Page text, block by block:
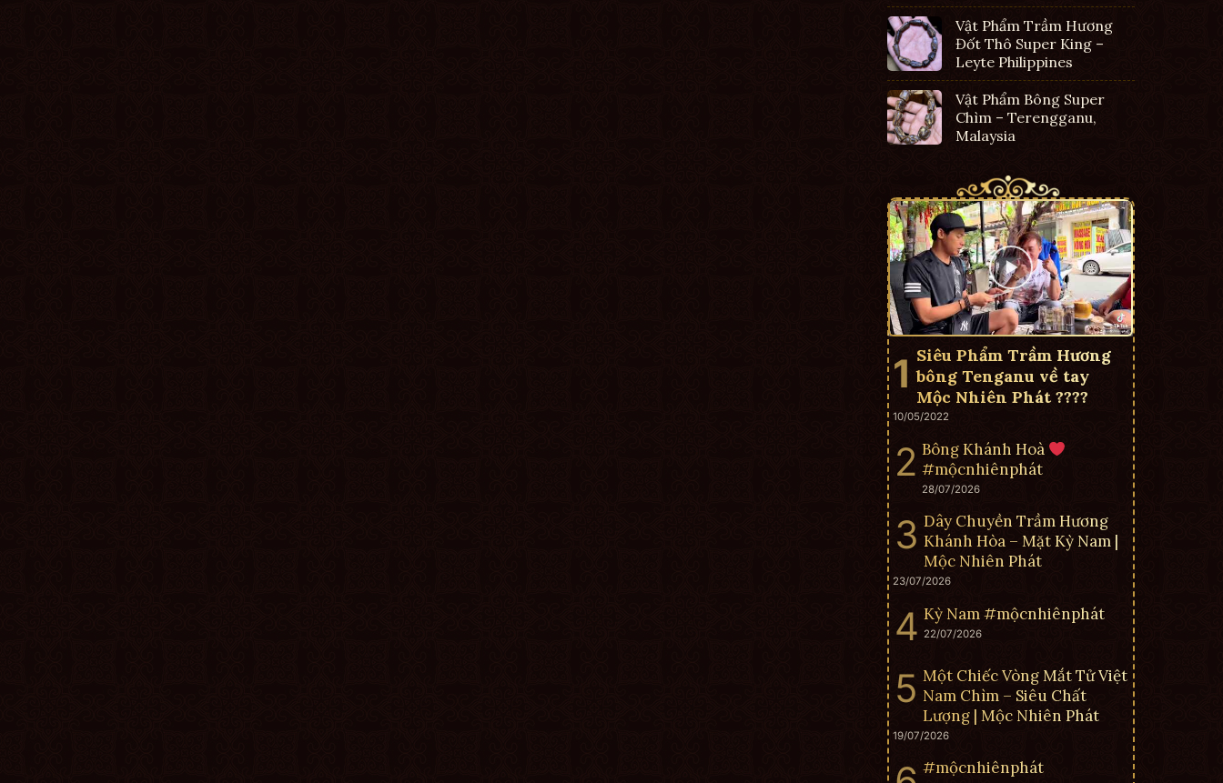
Vật Phẩm Trầm Hương
Đốt Thô Super King –
Leyte Philippines
Vật Phẩm Bông Super
Chìm – Terengganu,
Malaysia
Siêu Phẩm Trầm Hương
bông Tenganu về tay
Mộc Nhiên Phát ????
10/05/2022
Bông Khánh Hoà
#mộcnhiênphát
28/07/2026
Dây Chuyền Trầm Hương
Khánh Hòa – Mặt Kỳ Nam |
Mộc Nhiên Phát
23/07/2026
Kỳ Nam #mộcnhiênphát
22/07/2026
Một Chiếc Vòng Mắt Tử Việt
Nam Chìm – Siêu Chất
Lượng | Mộc Nhiên Phát
19/07/2026
#mộcnhiênphát